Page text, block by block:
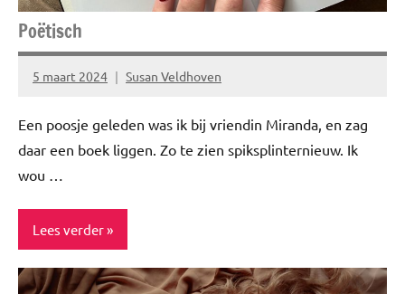
Poëtisch
5 maart 2024 Susan Veldhoven
Geen
Een poosje geleden was ik bij vriendin Miranda, en zag
daar een boek liggen. Zo te zien spiksplinternieuw. Ik
wou …
Lees verder
Blog